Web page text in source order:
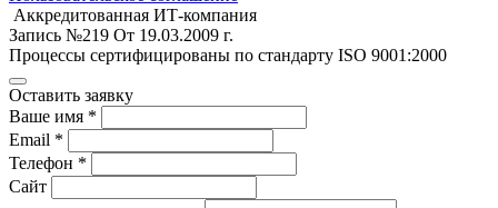
Аккредитованная ИТ-компания
Запись №219 От 19.03.2009 г.
Процессы сертифицированы по стандарту ISO 9001:2000
Оставить заявку
Ваше имя *
Email *
Телефон *
Сайт